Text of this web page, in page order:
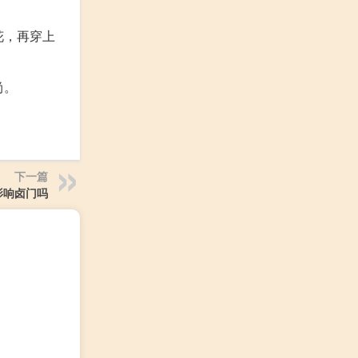
再穿上
下一篇
卤门吗